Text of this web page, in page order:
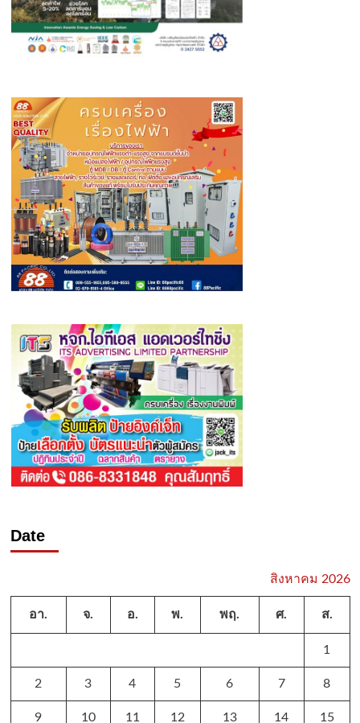
Date
สิงหาคม 2026
อา. จ. อ. พ. พฤ. ศ. ส.
1
2 3 4 5 6 7 8
9 10 11 12 13 14 15